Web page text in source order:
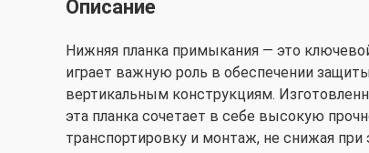
Описание
Нижняя планка примыкания — это
играет важную роль в обеспечении
вертикальным конструкциям.
эта планка сочетает в себе высокую
транспортировку и монтаж, не снижая